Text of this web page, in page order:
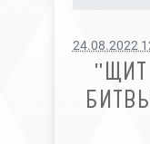
24.08.2022